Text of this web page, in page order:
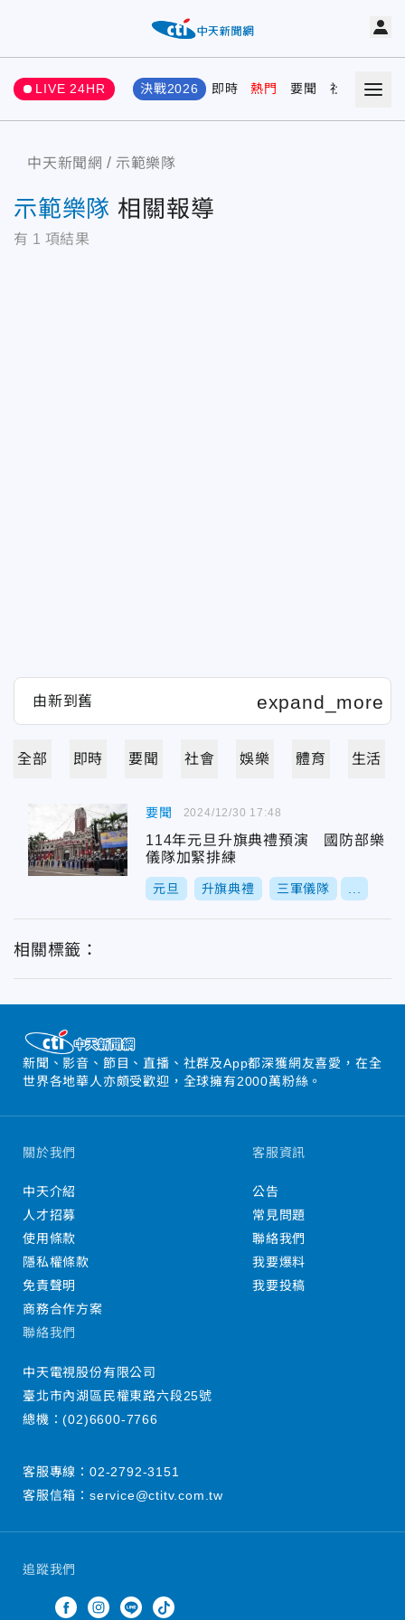
LIVE 24HR 決戰2026 即時 熱門 要聞 社會 娛樂
中天新聞網 示範樂隊
示範樂隊 相關報導
有 1 項結果
全部 即時 要聞 社會 娛樂 體育 生活
要聞
114年元旦升旗典禮預演 國防部樂
儀隊加緊排練
元旦 升旗典禮 三軍儀隊
2024/12/30 17:48
相關標籤：
新聞、影音、節目、直播、社群及App都深獲網友喜愛，在全
世界各地華人亦頗受歡迎，全球擁有2000萬粉絲。
追蹤我們
關於我們
中天介紹
人才招募
使用條款
隱私權條款
免責聲明
商務合作方案
客服資訊
公告
常見問題
聯絡我們
我要爆料
我要投稿
聯絡我們
中天電視股份有限公司
臺北市內湖區民權東路六段25號
總機：(02)6600-7766
客服專線： 02-2792-3151
客服信箱： service@ctitv.com.tw